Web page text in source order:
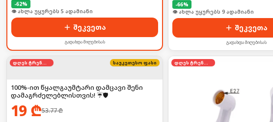
-62%
👁 ახლა უყურებს 5 ადამიანი
შეკვეთა
გადახდა მიღებისას
-66%
👁 ახლა უყურებს 9 ადამიანი
შეკვეთა
გადახდა მიღებისას
დღეს ტრენდში საუკეთესო ფასი
100%-ით წყალგაუმტარი დამცავი შენი
დამაგრძელებლისთვის! ☔🛡️
19₾53.77₾
დღეს ტრენდში